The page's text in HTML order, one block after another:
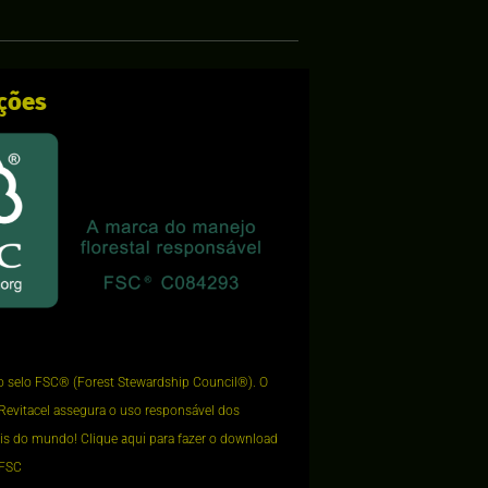
selo FSC®️ (Forest Stewardship Council®️). O
assegura o uso responsável dos
do mundo! Clique aqui para fazer o download